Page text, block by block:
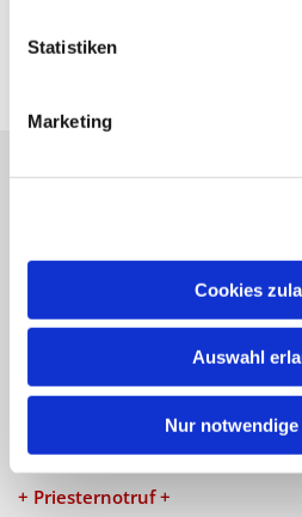
Statistiken
Marketing
Cookies
Auswahl
Nur
Pfarrei St. Benedikt
NAVIGATION
Veranstaltungen
+ Priesternotruf +